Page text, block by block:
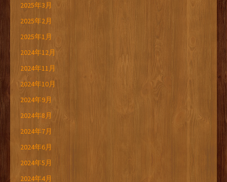
2025年3月
2025年2月
2025年1月
2024年12月
2024年11月
2024年10月
2024年9月
2024年8月
2024年7月
2024年6月
2024年5月
2024年4月